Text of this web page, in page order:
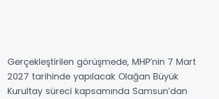
Gerçekleştirilen görüşmede, MHP’nin 7 Mart
2027 tarihinde yapılacak Olağan Büyük
Kurultay süreci kapsamında Samsun’dan